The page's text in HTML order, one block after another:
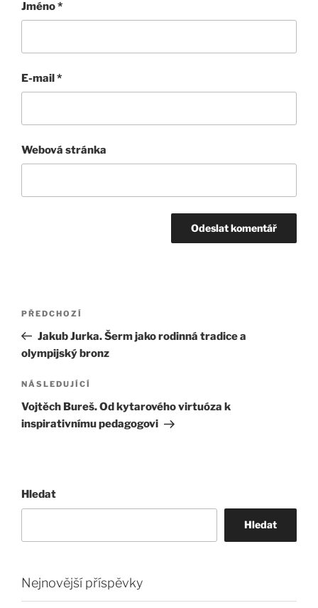
Jméno*
E-mail*
Webová stránka
Navigace
příspěvek
Předchozí
příspěvek
PŘEDCHOZÍ
Jakub Jurka. Šerm jako rodinná tradice a
olympijský bronz
Následující
příspěvek
NÁSLEDUJÍCÍ
Vojtěch Bureš. Od kytarového virtuóza k
inspirativnímu pedagogovi
Hledat
Hledat
Nejnovější příspěvky